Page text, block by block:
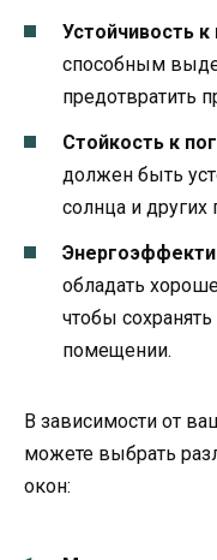
Устойчивость к
способным
предотвратить
Стойкость к
должен быть
солнца и других
обладать
чтобы
помещении.
В зависимости от
можете выбрать
окон: